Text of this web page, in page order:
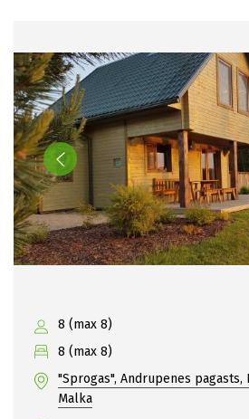
8 (max 8)
8 (max 8)
"Sprogas", Andrupenes pagasts,
Malka